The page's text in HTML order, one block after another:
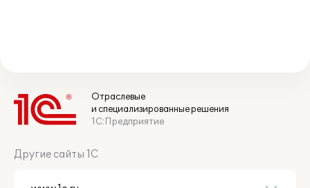
Отраслевые
и специализированные решения
1С:Предприятие
Другие сайты 1С